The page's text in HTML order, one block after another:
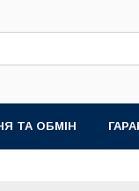
ТА ОБМІН